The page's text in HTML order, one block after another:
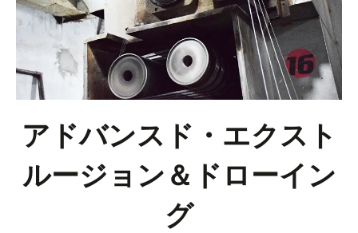
アドバンスド・エクスト
ルージョン＆ドローイン
グ